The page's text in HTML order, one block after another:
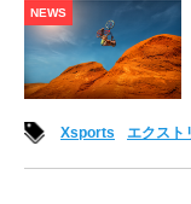
NEWS
Xsports
エクスト